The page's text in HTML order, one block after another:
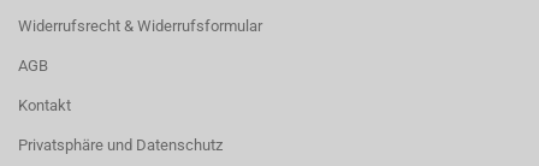
Widerrufsrecht & Widerrufsformular
AGB
Kontakt
Privatsphäre und Datenschutz